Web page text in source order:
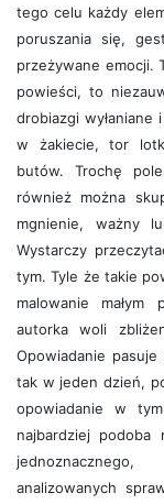
tego celu każdy
poruszania się,
przeżywane emocji.
powieści, to
drobiazgi wyłaniane
w żakiecie, tor
butów. Trochę
również można
mgnienie, ważny
Wystarczy
tym. Tyle że takie
malowanie małym
autorka woli
Opowiadanie
tak w jeden dzień,
opowiadanie w
najbardziej
analizowanych